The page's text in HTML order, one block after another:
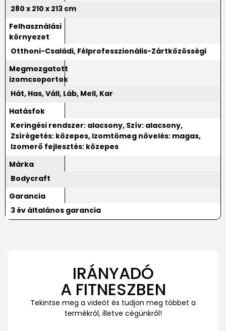
280 x 210 x 213 cm
Felhasználási
környezet
Otthoni-Családi, Félprofesszionális-Zártközösségi
Megmozgatott
izomcsoportok
Hát, Has, Váll, Láb, Mell, Kar
Hatásfok
Keringési rendszer: alacsony, Szív: alacsony,
Zsírégetés: közepes, Izomtömeg növelés: magas,
Izomerő fejlesztés: közepes
Márka
Bodycraft
Garancia
3 év általános garancia
IRÁNYADÓ
A FITNESZBEN
Tekintse meg a videót és tudjon meg többet a
termékről, illetve cégünkről!